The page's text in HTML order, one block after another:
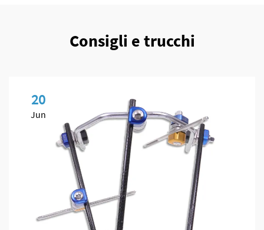
Consigli e trucchi
20
Jun